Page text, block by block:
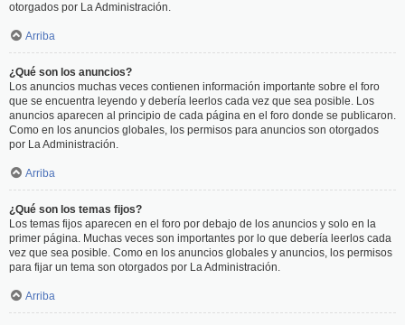
otorgados por La Administración.
Arriba
¿Qué son los anuncios?
Los anuncios muchas veces contienen información importante sobre el foro
que se encuentra leyendo y debería leerlos cada vez que sea posible. Los
anuncios aparecen al principio de cada página en el foro donde se publicaron.
Como en los anuncios globales, los permisos para anuncios son otorgados
por La Administración.
Arriba
¿Qué son los temas fijos?
Los temas fijos aparecen en el foro por debajo de los anuncios y solo en la
primer página. Muchas veces son importantes por lo que debería leerlos cada
vez que sea posible. Como en los anuncios globales y anuncios, los permisos
para fijar un tema son otorgados por La Administración.
Arriba